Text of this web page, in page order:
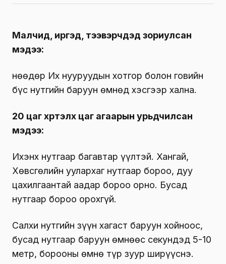
Малчид, иргэд, тээвэрчдэд зориулсан
мэдээ:
Өнөөдөр Их нууруудын хотгор болон говийн
бүс нутгийн баруун өмнөд хэсгээр хална.
20 цаг хүртэлх цаг агаарын урьдчилсан
мэдээ:
Ихэнх нутгаар багавтар үүлтэй. Хангай,
Хөвсгөлийн уулархаг нутгаар бороо, дуу
цахилгаантай аадар бороо орно. Бусад
нутгаар бороо орохгүй.
Салхи нутгийн зүүн хагаст баруун хойноос,
бусад нутгаар баруун өмнөөс секундэд 5-10
метр, борооны өмнө түр зуур ширүүснэ.